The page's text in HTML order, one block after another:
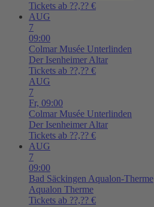
Tickets ab ??,?? €
AUG
7
09:00
Colmar Musée Unterlinden
Der Isenheimer Altar
Tickets ab ??,?? €
AUG
7
Fr, 09:00
Colmar Musée Unterlinden
Der Isenheimer Altar
Tickets ab ??,?? €
AUG
7
09:00
Bad Säckingen Aqualon-Therme
Aqualon Therme
Tickets ab ??,?? €